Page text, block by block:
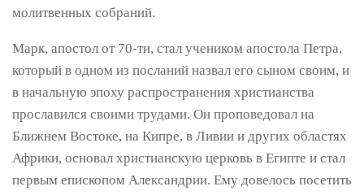
молитвенных собраний.
Марк, апостол от 70-ти, стал учеником апостола Петра,
который в одном из посланий назвал его сыном своим, и
в начальную эпоху распространения христианства
прославился своими трудами. Он проповедовал на
Ближнем Востоке, на Кипре, в Ливии и других областях
Африки, основал христианскую церковь в Египте и стал
первым епископом Александрии. Ему довелось посетить